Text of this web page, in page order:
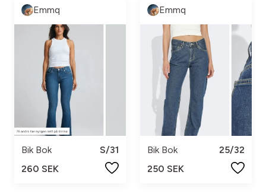
Emmq
Bik Bok
S/31
260 SEK
Emmq
Bik Bok
25/32
250 SEK